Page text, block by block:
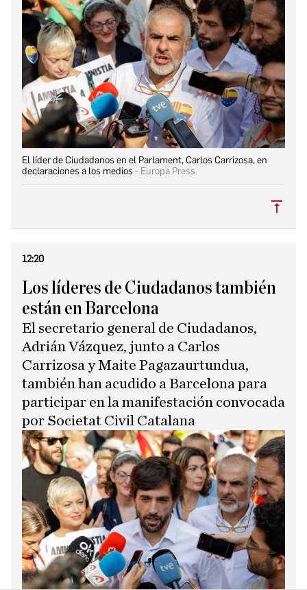
El líder de Ciudadanos en el Parlament, Carlos Carrizosa, en
declaraciones a los medios
Europa Press
12:20
Los líderes de Ciudadanos también
están en Barcelona
El secretario general de Ciudadanos,
Adrián Vázquez, junto a Carlos
Carrizosa y Maite Pagazaurtundua,
también han acudido a Barcelona para
participar en la manifestación convocada
por Societat Civil Catalana